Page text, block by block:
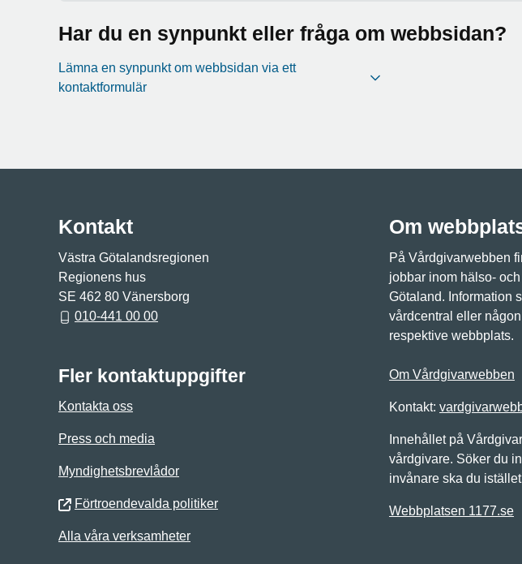
Har du en synpunkt eller fråga om webbsidan?
Lämna en synpunkt om webbsidan via ett
kontaktformulär
Kontakt
Västra Götalandsregionen
Regionens hus
SE 462 80 Vänersborg
010-441 00 00
Fler kontaktuppgifter
Kontakta oss
Press och media
Myndighetsbrevlådor
Förtroendevalda politiker
Alla våra verksamheter
Om
På Vårdgivarwebben
jobbar inom hälso-
Götaland. Information
vårdcentral eller
respektive webbplats.
Om Vårdgivarwebben
Kontakt:
Innehållet på
vårdgivare. Söker du
invånare ska du
Webbplatsen 1177.se